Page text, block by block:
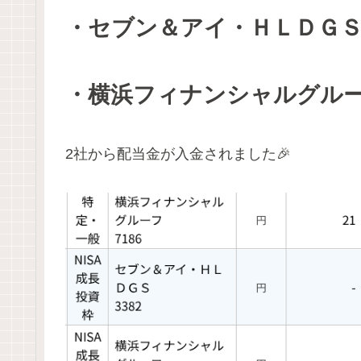
・セブン＆アイ・ＨＬＤＧ
・横浜フィナンシャルグル
2社から配当金が入金されました🎉